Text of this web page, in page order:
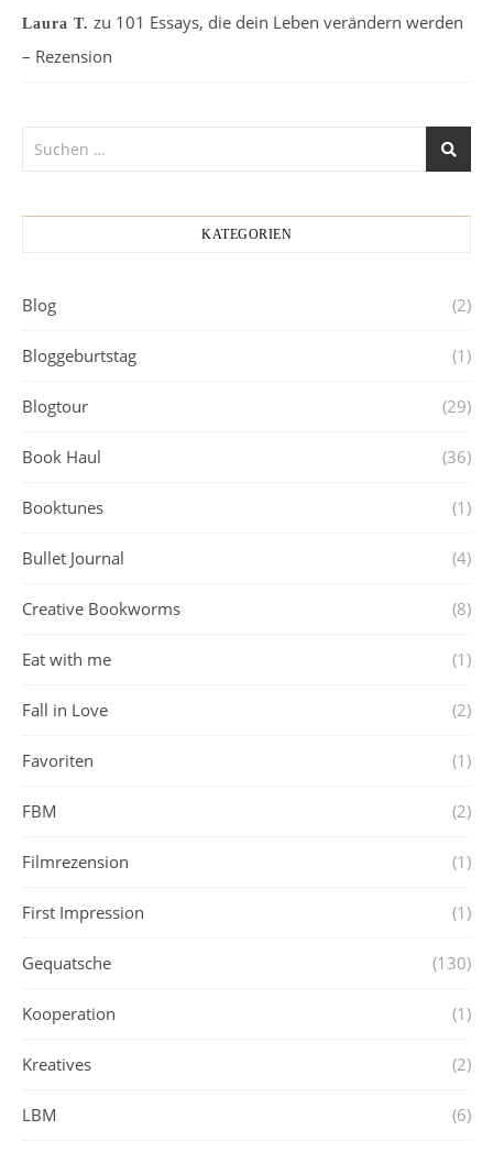
Laura T. zu 101 Essays, die dein Leben verändern werden
– Rezension
KATEGORIEN
Blog (2)
Bloggeburtstag (1)
Blogtour (29)
Book Haul (36)
Booktunes (1)
Bullet Journal (4)
Creative Bookworms (8)
Eat with me (1)
Fall in Love (2)
Favoriten (1)
FBM (2)
Filmrezension (1)
First Impression (1)
Gequatsche (130)
Kooperation (1)
Kreatives (2)
LBM (6)